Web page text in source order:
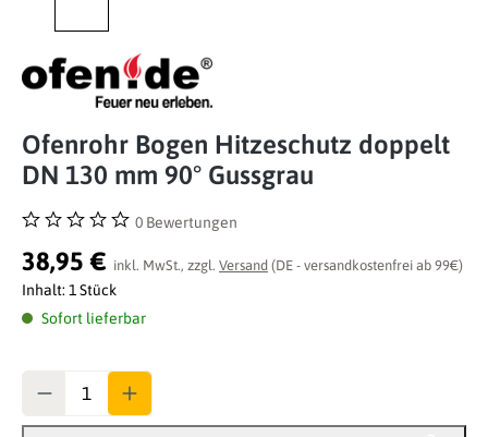
Ofenrohr Bogen Hitzeschutz doppelt
DN 130 mm 90° Gussgrau
Durchschnittliche Bewertung von 0 von 5 Sternen
0 Bewertungen
38,95 € inkl. MwSt., zzgl. Versand (DE - versandkostenfrei ab 99€)
Inhalt: 1 Stück
Sofort lieferbar